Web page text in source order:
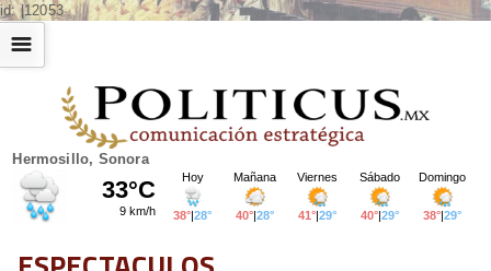
id: |12053
Hermosillo, Sonora
☰